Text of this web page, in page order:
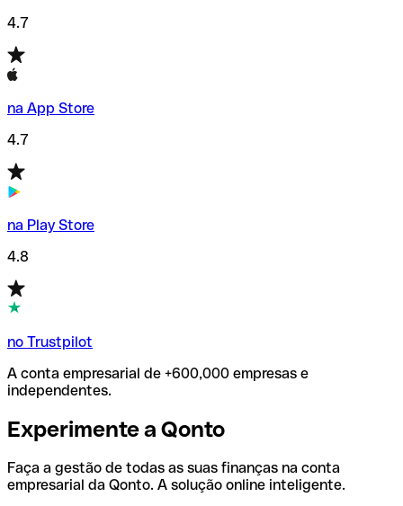
4.7
na App Store
4.7
na Play Store
4.8
no Trustpilot
A conta empresarial de +600,000 empresas e
independentes.
Experimente a Qonto
Faça a gestão de todas as suas finanças na conta
empresarial da Qonto. A solução online inteligente.